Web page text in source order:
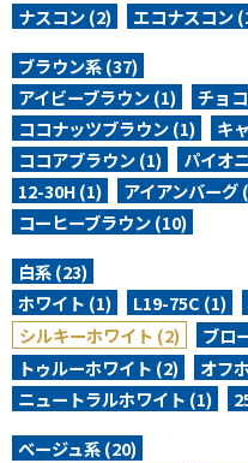
ナスコン (2)
エコナスコン
ブラウン系 (37)
アイビーブラウン (1)
チョ
ココナッツブラウン (1)
キ
ココアブラウン (1)
パイオ
12-30H (1)
アイアンバーグ
コーヒーブラウン (10)
白系 (23)
ホワイト (1)
L19-75C (1)
シルキーホワイト (2)
ブロ
トゥルーホワイト (2)
オフ
ニュートラルホワイト (1)
ベージュ系 (20)